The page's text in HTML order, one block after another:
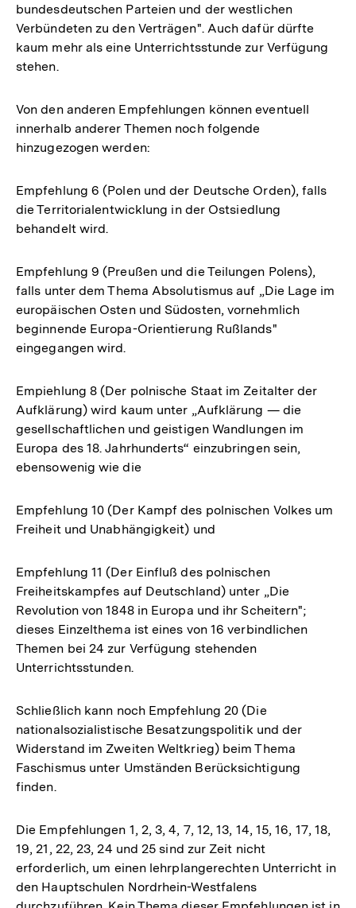
bundesdeutschen Parteien und der westlichen
Verbündeten zu den Verträgen". Auch dafür dürfte
kaum mehr als eine Unterrichtsstunde zur Verfügung
stehen.
Von den anderen Empfehlungen können eventuell
innerhalb anderer Themen noch folgende
hinzugezogen werden:
Empfehlung 6 (Polen und der Deutsche Orden), falls
die Territorialentwicklung in der Ostsiedlung
behandelt wird.
Empfehlung 9 (Preußen und die Teilungen Polens),
falls unter dem Thema Absolutismus auf „Die Lage im
europäischen Osten und Südosten, vornehmlich
beginnende Europa-Orientierung Rußlands"
eingegangen wird.
Empiehlung 8 (Der polnische Staat im Zeitalter der
Aufklärung) wird kaum unter „Aufklärung — die
gesellschaftlichen und geistigen Wandlungen im
Europa des 18. Jahrhunderts“ einzubringen sein,
ebensowenig wie die
Empfehlung 10 (Der Kampf des polnischen Volkes um
Freiheit und Unabhängigkeit) und
Empfehlung 11 (Der Einfluß des polnischen
Freiheitskampfes auf Deutschland) unter „Die
Revolution von 1848 in Europa und ihr Scheitern";
dieses Einzelthema ist eines von 16 verbindlichen
Themen bei 24 zur Verfügung stehenden
Unterrichtsstunden.
Schließlich kann noch Empfehlung 20 (Die
nationalsozialistische Besatzungspolitik und der
Widerstand im Zweiten Weltkrieg) beim Thema
Faschismus unter Umständen Berücksichtigung
finden.
Die Empfehlungen 1, 2, 3, 4, 7, 12, 13, 14, 15, 16, 17, 18,
19, 21, 22, 23, 24 und 25 sind zur Zeit nicht
erforderlich, um einen lehrplangerechten Unterricht in
den Hauptschulen Nordrhein-Westfalens